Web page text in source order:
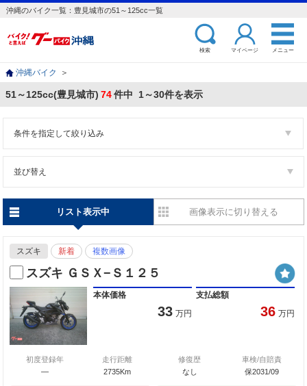
沖縄のバイク一覧：豊見城市の51～125cc一覧
検索 マイページ メニュー
沖縄バイク ＞
51～125cc(豊見城市) 74件中 1～30件を表示
条件を指定して絞り込み
並び替え
リスト表示中 画像表示に切り替える
スズキ 新着 複数画像
スズキ ＧＳＸ−Ｓ１２５
本体価格
33 万円
支払総額
36 万円
初度登録年
―
走行距離
2735Km
修復歴
なし
車検/自賠責
保2031/09